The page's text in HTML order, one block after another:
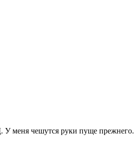
чешутся руки пуще прежнего.